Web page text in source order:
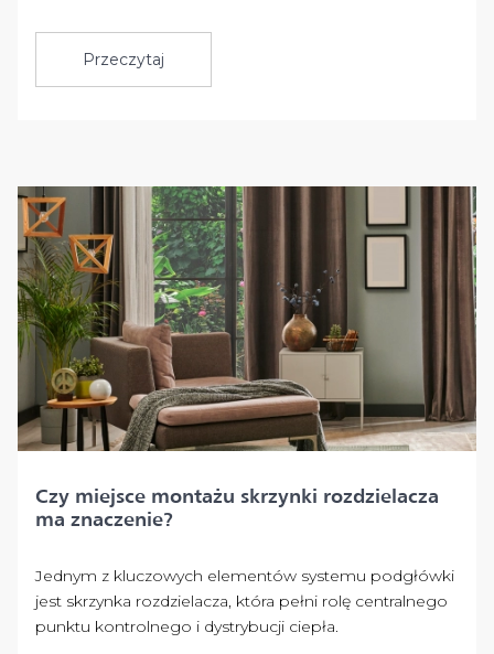
Przeczytaj
Czy miejsce montażu skrzynki rozdzielacza
ma znaczenie?
Jednym z kluczowych elementów systemu podgłówki
jest skrzynka rozdzielacza, która pełni rolę centralnego
punktu kontrolnego i dystrybucji ciepła.